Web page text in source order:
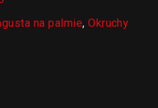
na palmie,Okruchy